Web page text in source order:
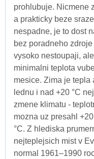
prohlubuje. Nicmene
a prakticky beze
nespadne, je to dost
bez poradneho
vysoko nestoupaji,
minimalni teplota
mesice. Zima je tepla
lednu i nad +20 °C
zmene klimatu -
mozna uz presahl
°C. Z hlediska
nejteplejsich mist v
normal 1961–1990